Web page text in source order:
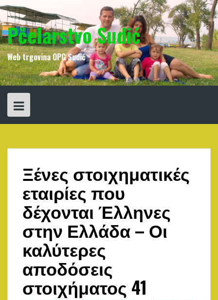
Skip
to
content
Pčelarstvo Sudić
Web trgovina OPG Sudić
Ξένες στοιχηματικές
εταιρίες που
δέχονται Έλληνες
στην Ελλάδα – Οι
καλύτερες
αποδόσεις
στοιχήματος 41